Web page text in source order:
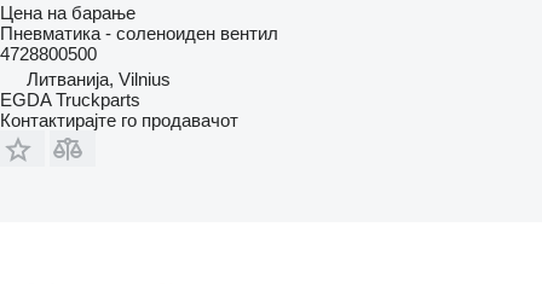
Цена на барање
Пневматика - соленоиден вентил
4728800500
Литванија, Vilnius
EGDA Truckparts
Контактирајте го продавачот